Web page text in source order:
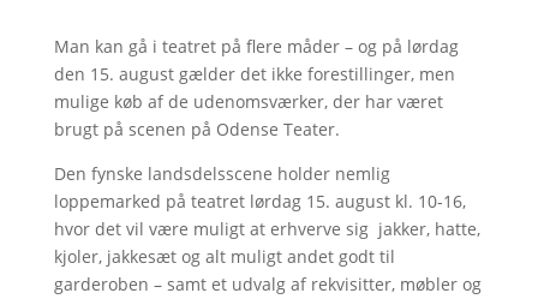
Man kan gå i teatret på flere måder – og på lørdag
den 15. august gælder det ikke forestillinger, men
mulige køb af de udenomsværker, der har været
brugt på scenen på Odense Teater.
Den fynske landsdelsscene holder nemlig
loppemarked på teatret lørdag 15. august kl. 10-16,
hvor det vil være muligt at erhverve sig jakker, hatte,
kjoler, jakkesæt og alt muligt andet godt til
garderoben – samt et udvalg af rekvisitter, møbler og